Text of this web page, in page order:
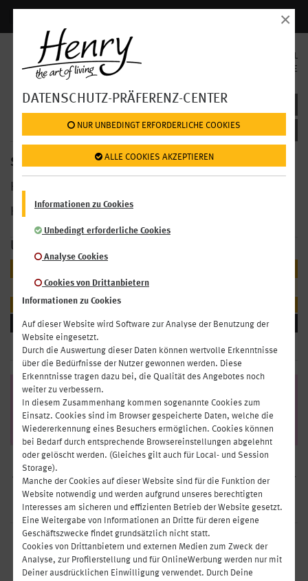
DATENSCHUTZ-PRÄFERENZ-CENTER
NUR UNBEDINGT ERFORDERLICHE COOKIES
ALLE COOKIES AKZEPTIEREN
Informationen zu Cookies
Unbedingt erforderliche Cookies
Analyse Cookies
Cookies von Drittanbietern
Informationen zu Cookies
Auf dieser Website wird Software zur Analyse der Benutzung der
Website eingesetzt.
Durch die Auswertung dieser Daten können wertvolle Erkenntnisse
über die Bedürfnisse der Nutzer gewonnen werden. Diese
Erkenntnisse tragen dazu bei, die Qualität des Angebotes noch
weiter zu verbessern.
In diesem Zusammenhang kommen sogenannte Cookies zum
Einsatz. Cookies sind im Browser gespeicherte Daten, welche die
Wiedererkennung eines Besuchers ermöglichen. Cookies können
bei Bedarf durch entsprechende Browsereinstellungen abgelehnt
oder gelöscht werden. (Gleiches gilt auch für Local- und Session
Storage).
Manche der Cookies auf dieser Website sind für die Funktion der
Website notwendig und werden aufgrund unseres berechtigten
Interesses am sicheren und effizienten Betrieb der Website gesetzt.
Eine Weitergabe von Informationen an Dritte für deren eigene
Geschäftszwecke findet grundsätzlich nicht statt.
Cookies von Drittanbietern und externen Medien zum Zweck der
Analyse, zur Profilerstellung und für OnlineWerbung werden nur mit
Deiner ausdrücklichen Einwilligung verwendet. Durch Deine
×
SPEISEKARTE
SPRACHAUSWAHL
DE
SPEISEKARTE >
HENRY Restaurants im Billa
HENRY Market imAKH
UNSER ANGEBOT
Warme Speisen
GETRÄNKE
Stellen Sie sich einen Salat ganz nach Ihren Wünschen zusammen und
wählen Sie zwischen drei verschiedenen Basis-Salaten mit Dressing Ihrer
Wahl. Verfeinern Sie Ihr gesundes Mittagessen mit einem proteinreichen
Topping je nach Belieben.
KW32/33HENRYKOCHT
abMITTWOCH 05.08. - 11.08.